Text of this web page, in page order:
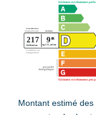
Montant estimé